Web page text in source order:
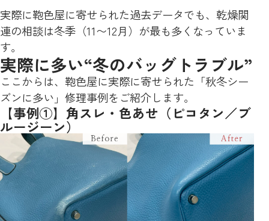
実際に鞄色屋に寄せられた過去データでも、乾燥関
連の相談は冬季（11〜12月）が最も多くなっていま
す。
実際に多い“冬のバッグトラブル”
ここからは、鞄色屋に実際に寄せられた「秋冬シー
ズンに多い」修理事例をご紹介します。
【事例①】角スレ・色あせ（ピコタン／ブ
ルージーン）